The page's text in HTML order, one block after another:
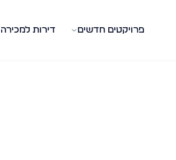
פרויקטים חדשים דירות למכירה